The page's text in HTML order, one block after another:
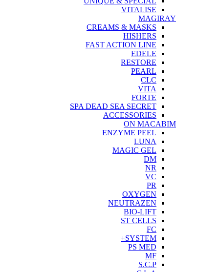
VITALISE
MAGIRAY
CREAMS & MASKS
HISHERS
FAST ACTION LINE
EDELE
RESTORE
PEARL
CLC
VITA
FORTE
SPA DEAD SEA SECRET
ACCESSORIES
ON MACABIM
ENZYME PEEL
LUNA
MAGIC GEL
DM
NR
VC
PR
OXYGEN
NEUTRAZEN
BIO-LIFT
ST CELLS
FC
SYSTEM+
PS MED
MF
S.C.P